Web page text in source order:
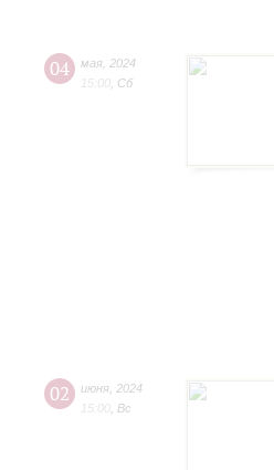
04 мая 2024
15:00 Сб
02 июня 2024
15:00 Вс